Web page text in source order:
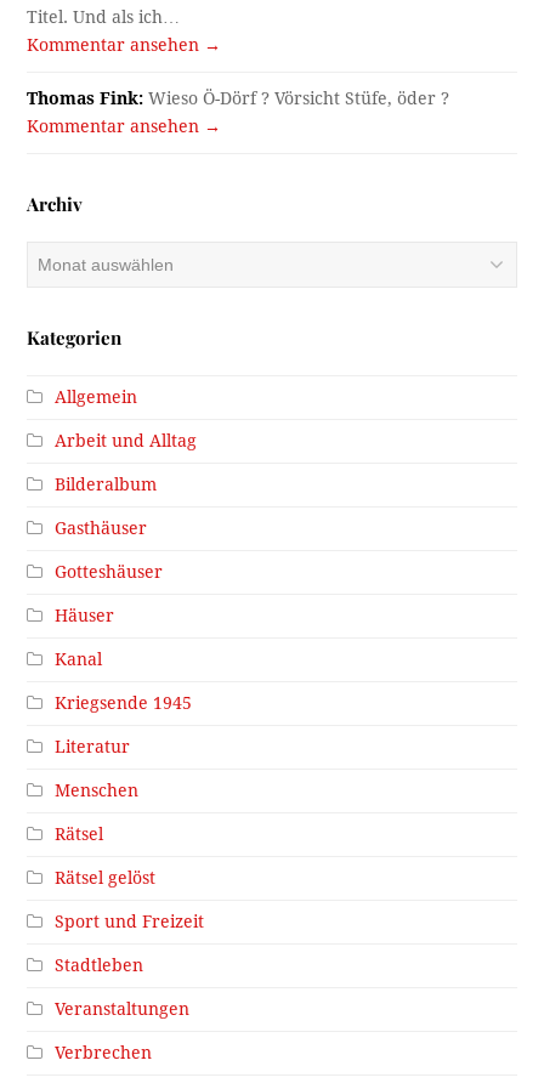
Titel. Und als ich…
Kommentar ansehen →
Thomas Fink: Wieso Ö-Dörf ? Vörsicht Stüfe, öder ?
Kommentar ansehen →
Archiv
Kategorien
Allgemein
Arbeit und Alltag
Bilderalbum
Gasthäuser
Gotteshäuser
Häuser
Kanal
Kriegsende 1945
Literatur
Menschen
Rätsel
Rätsel gelöst
Sport und Freizeit
Stadtleben
Veranstaltungen
Verbrechen